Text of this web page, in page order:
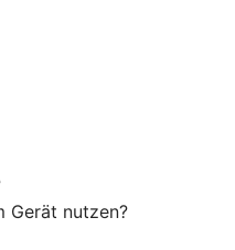
Gerät nutzen?